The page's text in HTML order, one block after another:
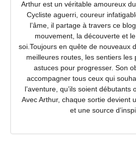
Arthur est un véritable amoureux
Cycliste aguerri, coureur
l’âme, il partage à travers ce
mouvement, la découverte et
soi.Toujours en quête de nouveaux
meilleures routes, les sentiers les
astuces pour progresser. Son
accompagner tous ceux qui
l’aventure, qu’ils soient débutants
Avec Arthur, chaque sortie devient
et une source